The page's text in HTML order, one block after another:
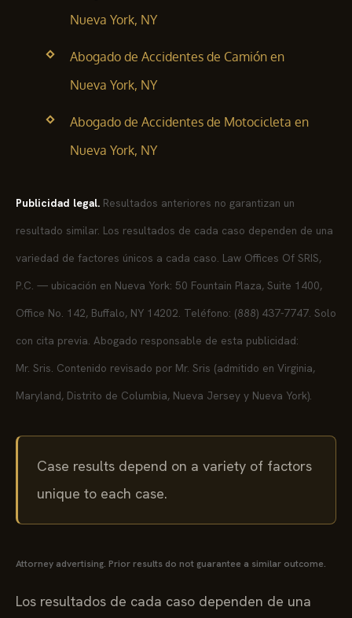
Nueva York, NY
Abogado de Accidentes de Camión en
Nueva York, NY
Abogado de Accidentes de Motocicleta en
Nueva York, NY
Publicidad legal. Resultados anteriores no garantizan un
resultado similar. Los resultados de cada caso dependen de una
variedad de factores únicos a cada caso. Law Offices Of SRIS,
P.C. — ubicación en Nueva York: 50 Fountain Plaza, Suite 1400,
Office No. 142, Buffalo, NY 14202. Teléfono: (888) 437-7747. Solo
con cita previa. Abogado responsable de esta publicidad:
Mr. Sris. Contenido revisado por Mr. Sris (admitido en Virginia,
Maryland, Distrito de Columbia, Nueva Jersey y Nueva York).
Case results depend on a variety of factors
unique to each case.
Attorney advertising. Prior results do not guarantee a similar outcome.
Los resultados de cada caso dependen de una